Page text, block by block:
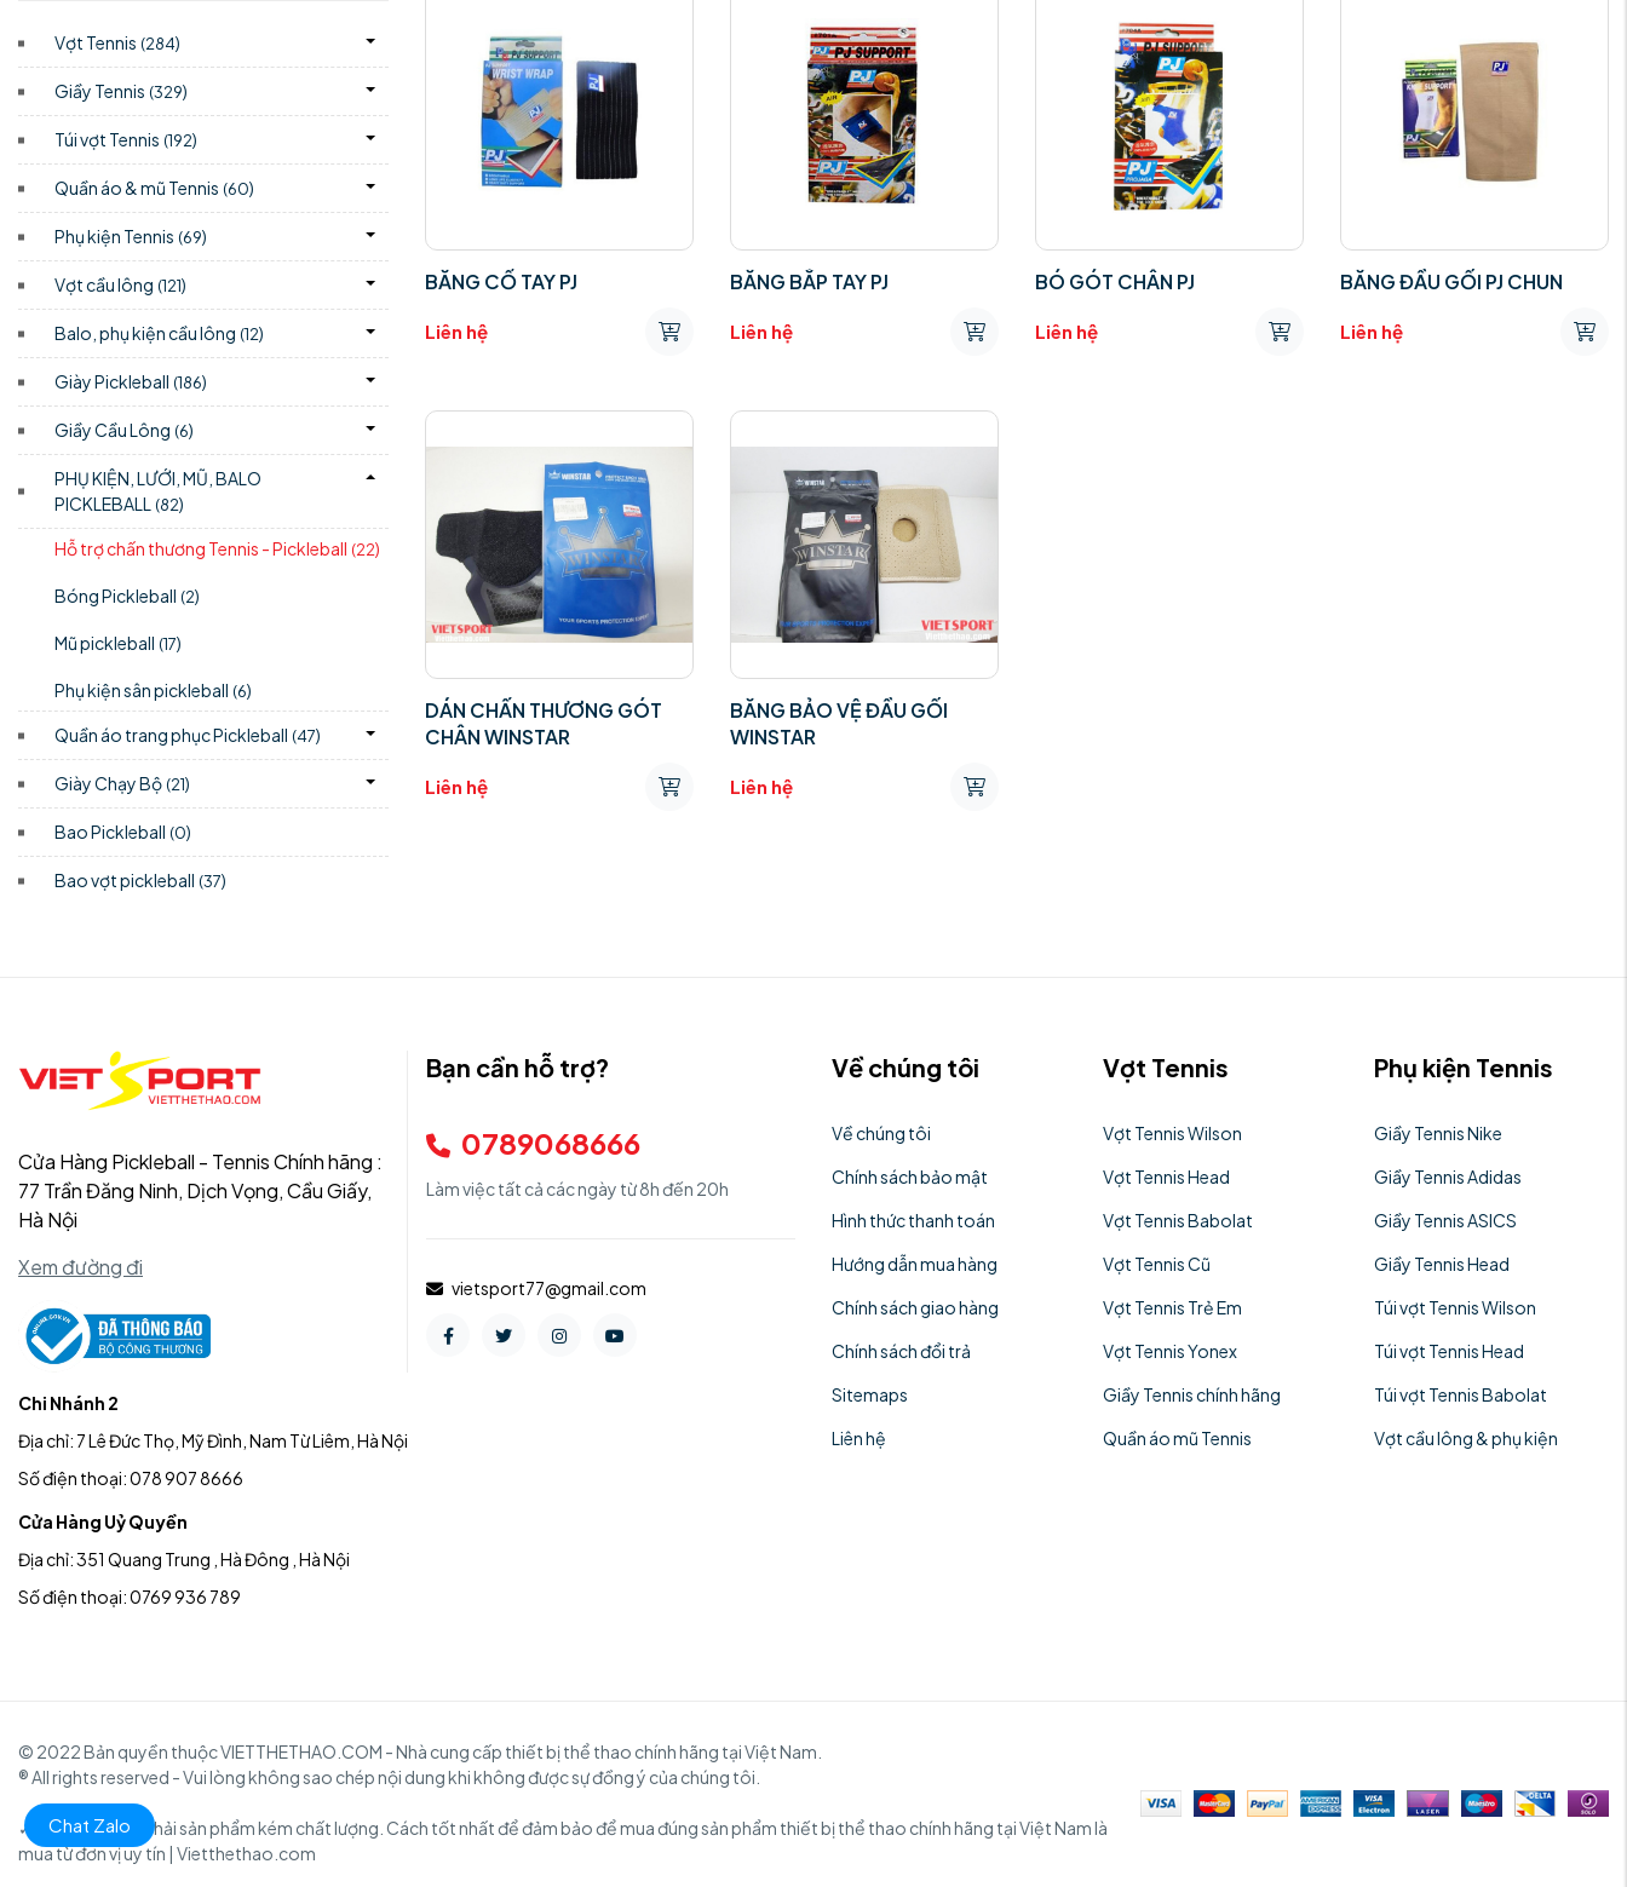
Vợt Tennis (284)
Giầy Tennis (329)
Túi vợt Tennis (192)
Quần áo & mũ Tennis (60)
Phụ kiện Tennis (69)
Vợt cầu lông (121)
Balo, phụ kiện cầu lông (12)
Giày Pickleball (186)
Giầy Cầu Lông (6)
PHỤ KIỆN, LƯỚI, MŨ, BALO
PICKLEBALL (82)
Hỗ trợ chấn thương Tennis - Pickleball (22)
Bóng Pickleball (2)
Mũ pickleball (17)
Phụ kiện sân pickleball (6)
Quần áo trang phục Pickleball (47)
Giày Chạy Bộ (21)
Bao Pickleball (0)
Bao vợt pickleball (37)
BĂNG CỔ TAY PJ
Liên hệ
BĂNG BẮP TAY PJ
Liên hệ
BÓ GÓT CHÂN PJ
Liên hệ
BĂNG ĐẦU GỐI PJ CHUN
Liên hệ
DÁN CHẤN THƯƠNG GÓT
CHÂN WINSTAR
Liên hệ
BĂNG BẢO VỆ ĐẦU GỐI
WINSTAR
Liên hệ
Cửa Hàng Pickleball - Tennis Chính hãng :
77 Trần Đăng Ninh, Dịch Vọng, Cầu Giấy,
Hà Nội
Xem đường đi
Bạn cần hỗ trợ?
0789068666
Làm việc tất cả các ngày từ 8h đến 20h
vietsport77@gmail.com
Chi Nhánh 2
Địa chỉ: 7 Lê Đức Thọ, Mỹ Đình, Nam Từ Liêm, Hà Nội
Số điện thoại: 078 907 8666
Cửa Hàng Uỷ Quyền
Địa chỉ: 351 Quang Trung , Hà Đông , Hà Nội
Số điện thoại: 0769 936 789
Về chúng tôi
Về chúng tôi
Chính sách bảo mật
Hình thức thanh toán
Hướng dẫn mua hàng
Chính sách giao hàng
Chính sách đổi trả
Sitemaps
Liên hệ
Vợt Tennis
Vợt Tennis Wilson
Vợt Tennis Head
Vợt Tennis Babolat
Vợt Tennis Cũ
Vợt Tennis Trẻ Em
Vợt Tennis Yonex
Giầy Tennis chính hãng
Quần áo mũ Tennis
Phụ kiện Tennis
Giầy Tennis Nike
Giầy Tennis Adidas
Giầy Tennis ASICS
Giầy Tennis Head
Túi vợt Tennis Wilson
Túi vợt Tennis Head
Túi vợt Tennis Babolat
Vợt cầu lông & phụ kiện
© 2022 Bản quyền thuộc VIETTHETHAO.COM - Nhà cung cấp thiết bị thể thao chính hãng tại Việt Nam.
® All rights reserved - Vui lòng không sao chép nội dung khi không được sự đồng ý của chúng tôi.
✓ Để tránh mua phải sản phẩm kém chất lượng. Cách tốt nhất để đảm bảo để mua đúng sản phẩm thiết bị thể thao chính hãng tại Việt Nam là
mua từ đơn vị uy tín | Vietthethao.com
Chat Zalo